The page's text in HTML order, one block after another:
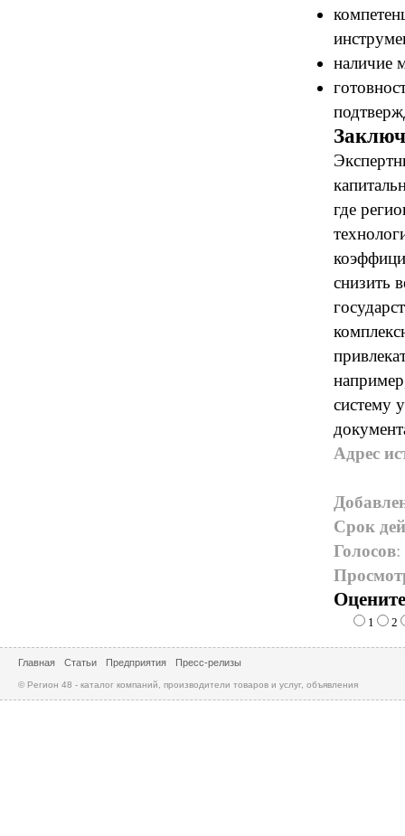
наличие
где
снизить
систему
Адрес
Срок
Голосов:
1 2
Главная Статьи Предприятия Пресс-релизы
© Регион 48 - каталог компаний, производители товаров и услуг, объявления